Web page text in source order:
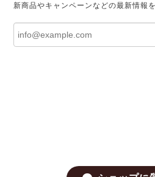
新商品やキャンペーンなどの最新情報